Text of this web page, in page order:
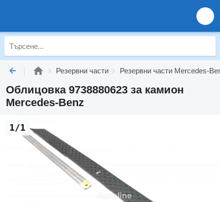
Резервни части Резервни части Mercedes-
Облицовка 9738880623 за камион
Mercedes-Benz
1/1